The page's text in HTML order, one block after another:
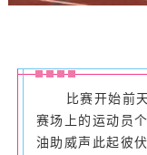
比赛开始前
赛场上的运动员
油助威声此起彼